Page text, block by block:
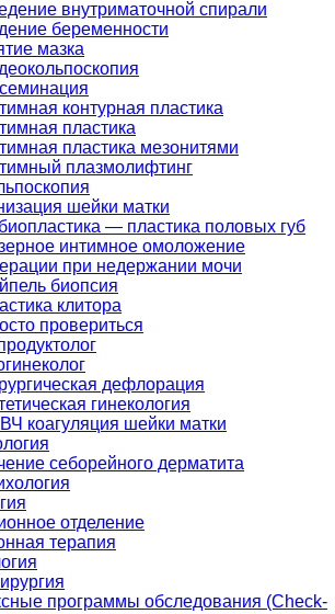
внутриматочной спирали
беременности
мазка
контурная пластика
пластика
пластика мезонитями
плазмолифтинг
шейки матки
— пластика половых губ
интимное омоложение
при недержании мочи
биопсия
клитора
провериться
дефлорация
гинекология
коагуляция шейки матки
себорейного дерматита
отделение
терапия
программы обследования (Check-